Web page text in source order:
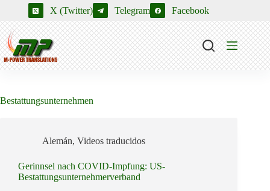
contenido
X (Twitter) Telegram Facebook
Bestattungsunternehmen
Alemán, Videos traducidos
Gerinnsel nach COVID-Impfung: US-
Bestattungsunternehmerverband